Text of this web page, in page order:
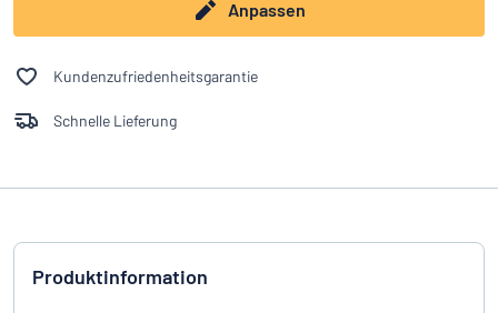
Anpassen
Kundenzufriedenheitsgarantie
Schnelle Lieferung
Produktinformation